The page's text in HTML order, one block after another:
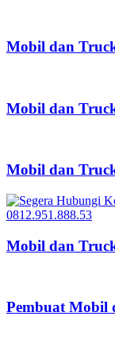
Mobil dan
Mobil dan
Mobil dan
Mobil dan
Pembuat Mobil